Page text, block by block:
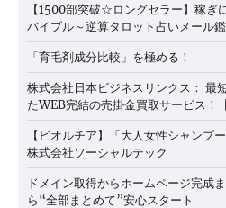
【1500部突破☆ロングセラー】稼ぎ
バイブル～逆算タロット占いメール
「育毛剤成分比較」を極める！
株式会社日本ビジネスリンクス： 最
たWEB完結の売掛金買取サービス！
【ビオルチア】「大人女性シャンプ
株式会社ソーシャルテック
ドメイン取得からホームページ完成
ら“全部まとめて”安心スタート